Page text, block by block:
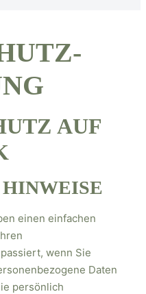
AUF
einen einfachen
wenn Sie
Daten
persönlich